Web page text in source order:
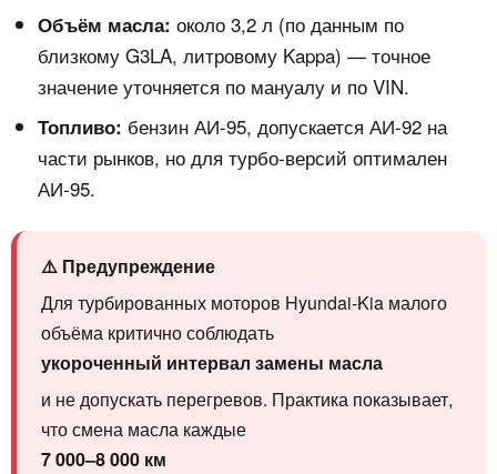
Объём масла: около 3,2 л (по данным по
близкому G3LA, литровому Kappa) — точное
значение уточняется по мануалу и по VIN.
Топливо: бензин АИ‑95, допускается АИ‑92 на
части рынков, но для турбо‑версий оптимален
АИ‑95.
⚠️ Предупреждение
Для турбированных моторов Hyundai-Kia малого
объёма критично соблюдать
укороченный интервал замены масла
и не допускать перегревов. Практика показывает,
что смена масла каждые
7 000–8 000 км